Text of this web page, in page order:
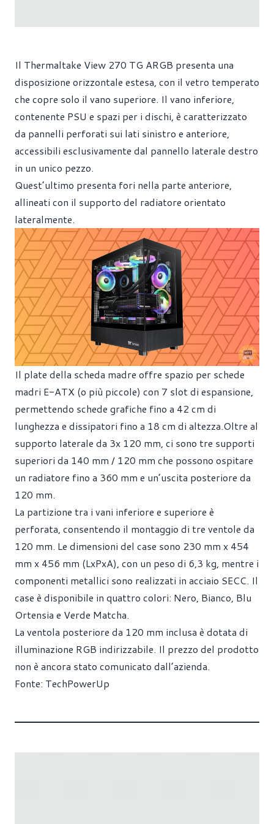
Il Thermaltake View 270 TG ARGB presenta una
disposizione orizzontale estesa, con il vetro temperato
che copre solo il vano superiore. Il vano inferiore,
contenente PSU e spazi per i dischi, è caratterizzato
da pannelli perforati sui lati sinistro e anteriore,
accessibili esclusivamente dal pannello laterale destro
in un unico pezzo.
Quest’ultimo presenta fori nella parte anteriore,
allineati con il supporto del radiatore orientato
lateralmente.
Il plate della scheda madre offre spazio per schede
madri E-ATX (o più piccole) con 7 slot di espansione,
permettendo schede grafiche fino a 42 cm di
lunghezza e dissipatori fino a 18 cm di altezza.Oltre al
supporto laterale da 3x 120 mm, ci sono tre supporti
superiori da 140 mm / 120 mm che possono ospitare
un radiatore fino a 360 mm e un’uscita posteriore da
120 mm.
La partizione tra i vani inferiore e superiore è
perforata, consentendo il montaggio di tre ventole da
120 mm. Le dimensioni del case sono 230 mm x 454
mm x 456 mm (LxPxA), con un peso di 6,3 kg, mentre i
componenti metallici sono realizzati in acciaio SECC. Il
case è disponibile in quattro colori: Nero, Bianco, Blu
Ortensia e Verde Matcha.
La ventola posteriore da 120 mm inclusa è dotata di
illuminazione RGB indirizzabile. Il prezzo del prodotto
non è ancora stato comunicato dall’azienda.
Fonte: TechPowerUp